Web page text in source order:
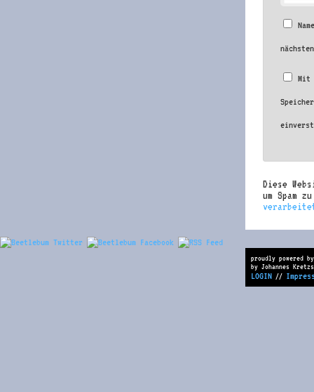
Mit
Diese
um Spam
proudly powered
by Johannes
LOGIN //